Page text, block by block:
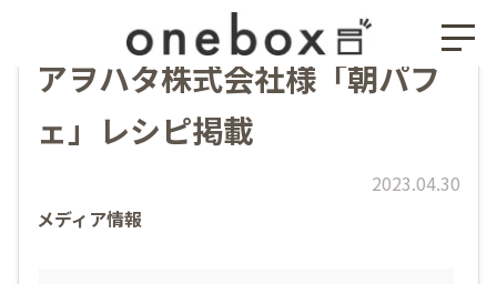
アヲハタ株式会社様「朝パフ
ェ」レシピ掲載
メディア情報
2023.04.30